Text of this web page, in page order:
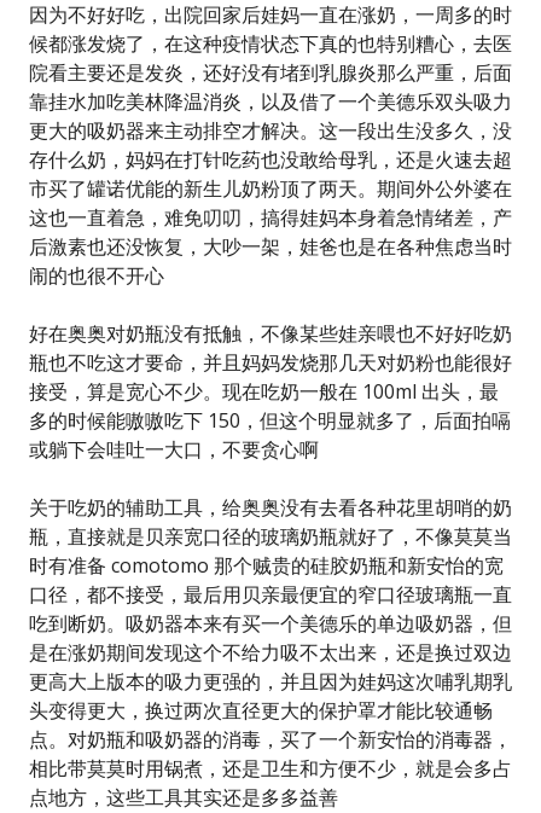
因为不好好吃，出院回家后娃妈一直在涨奶，一周多的时
候都涨发烧了，在这种疫情状态下真的也特别糟心，去医
院看主要还是发炎，还好没有堵到乳腺炎那么严重，后面
靠挂水加吃美林降温消炎，以及借了一个美德乐双头吸力
更大的吸奶器来主动排空才解决。这一段出生没多久，没
存什么奶，妈妈在打针吃药也没敢给母乳，还是火速去超
市买了罐诺优能的新生儿奶粉顶了两天。期间外公外婆在
这也一直着急，难免叨叨，搞得娃妈本身着急情绪差，产
后激素也还没恢复，大吵一架，娃爸也是在各种焦虑当时
闹的也很不开心
好在奥奥对奶瓶没有抵触，不像某些娃亲喂也不好好吃奶
瓶也不吃这才要命，并且妈妈发烧那几天对奶粉也能很好
接受，算是宽心不少。现在吃奶一般在 100ml 出头，最
多的时候能嗷嗷吃下 150，但这个明显就多了，后面拍嗝
或躺下会哇吐一大口，不要贪心啊
关于吃奶的辅助工具，给奥奥没有去看各种花里胡哨的奶
瓶，直接就是贝亲宽口径的玻璃奶瓶就好了，不像莫莫当
时有准备 comotomo 那个贼贵的硅胶奶瓶和新安怡的宽
口径，都不接受，最后用贝亲最便宜的窄口径玻璃瓶一直
吃到断奶。吸奶器本来有买一个美德乐的单边吸奶器，但
是在涨奶期间发现这个不给力吸不太出来，还是换过双边
更高大上版本的吸力更强的，并且因为娃妈这次哺乳期乳
头变得更大，换过两次直径更大的保护罩才能比较通畅
点。对奶瓶和吸奶器的消毒，买了一个新安怡的消毒器，
相比带莫莫时用锅煮，还是卫生和方便不少，就是会多占
点地方，这些工具其实还是多多益善